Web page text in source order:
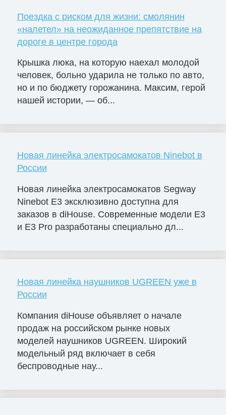
Поездка с риском для жизни: смолянин
«налетел» на неожиданное препятствие на
дороге в центре города
Крышка люка, на которую наехал молодой
человек, больно ударила не только по авто,
но и по бюджету горожанина. Максим, герой
нашей истории, — об...
Новая линейка электросамокатов Ninebot в
России
Новая линейка электросамокатов Segway
Ninebot Е3 эксклюзивно доступна для
заказов в diHouse. Современные модели E3
и E3 Pro разработаны специально дл...
Новая линейка наушников UGREEN уже в
России
Компания diHouse объявляет о начале
продаж на российском рынке новых
моделей наушников UGREEN. Широкий
модельный ряд включает в себя
беспроводные нау...